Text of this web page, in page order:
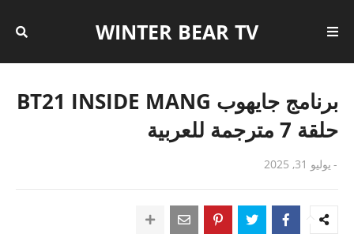
WINTER BEAR TV
برنامج جايهوب BT21 INSIDE MANG
حلقة 7 مترجمة للعربية
- يوليو 31, 2025